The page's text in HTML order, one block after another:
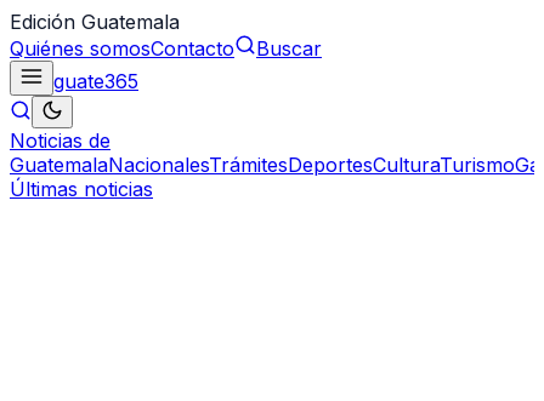
Edición Guatemala
Quiénes somosContacto
Buscar
guate365
Noticias de
GuatemalaNacionalesTrámitesDeportesCulturaTurismo
Últimas noticias